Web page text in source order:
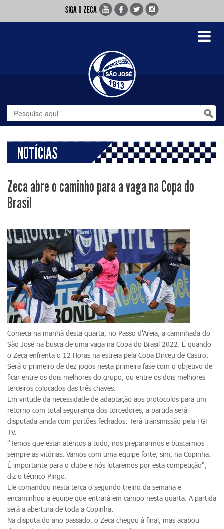
SIGA O ZECA
Toggle
NOTÍCIAS
Zeca abre o caminho para a vaga na Copa do
Brasil
Começa na manhã desta quarta, no Passo d'Areia, a caminhada do
São José na busca de uma vaga na Copa do Brasil 2022. É quando
o Zeca enfrenta o 12 Horas na estreia pela Copa Dirceu de Castro.
Será o primeiro de dez jogos nesta primeira fase com o objetivo de
ficar entre os dois melhores do grupo, ou entre os dois melhores
terceiros colocados das três chaves.
Em virtude da necessidade de adaptação aos protocolos para um
retorno com total segurança dos torcedores, a partida será
disputada ainda com portões fechados. Terá transmissão pela FGF
TV.
"Temos que estar atentos a tudo, nos prepararmos e buscarmos
sempre as vitórias. Vamos com uma equipe forte, sim, na Copinha.
É importante para o clube e nós lutaremos por esta competição",
diz o técnico Pingo.
Ele comandou nesta terça o segundo treino da semana e
encaminhou a equipe que entrará em campo nesta quarta. A partida
será a abertura de toda a Copinha.
Na disputa do ano passado, o Zeca chegou à final, mas acabou